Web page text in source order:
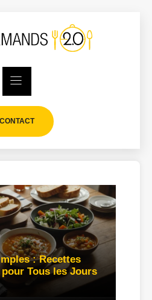
CONTACT
: Recettes
Tous les Jours